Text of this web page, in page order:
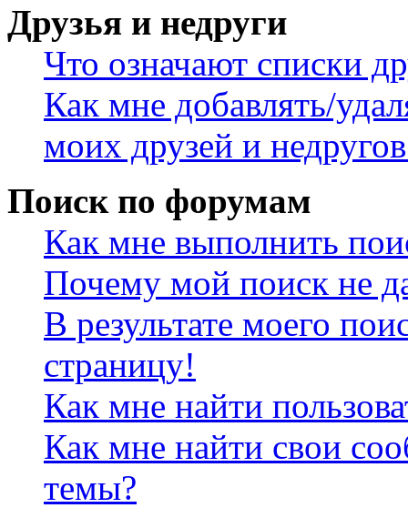
Друзья и недруги
Что означают списки
Как мне добавлять/
моих друзей и
Поиск по форумам
Как мне выполнить
Почему мой поиск не
В результате моего
страницу!
Как мне найти
Как мне найти свои
темы?